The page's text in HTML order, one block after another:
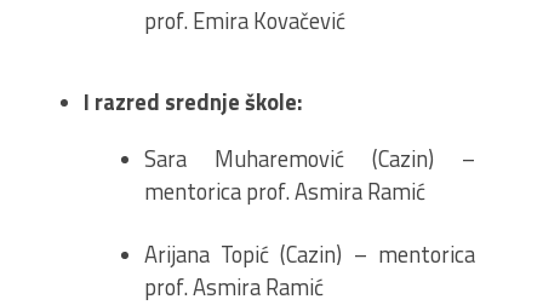
prof. Emira Kovačević
I razred srednje škole:
Sara Muharemović (Cazin) –
mentorica prof. Asmira Ramić
Arijana Topić (Cazin) – mentorica
prof. Asmira Ramić